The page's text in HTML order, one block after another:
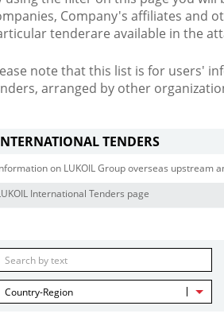
Company's affiliates and
tenderare available in the
note that this list is for users'
arranged by other
TENDERS
on LUKOIL Group overseas upstream
International Tenders page
Country-Region